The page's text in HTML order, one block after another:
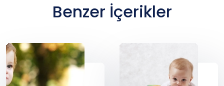
Benzer İçerikler